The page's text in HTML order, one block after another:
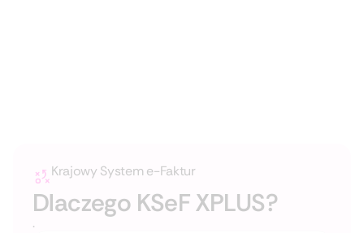
Krajowy System e-Faktur
Dlaczego KSeF XPLUS?
.